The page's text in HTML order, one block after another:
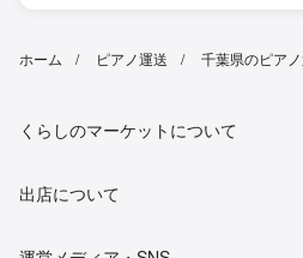
ホーム ピアノ運送 千葉県のピア
くらしのマーケットについて
出店について